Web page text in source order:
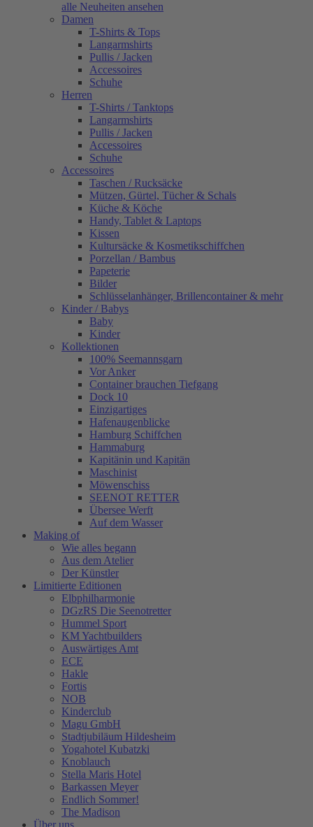
alle Neuheiten ansehen
Damen
T-Shirts & Tops
Langarmshirts
Pullis / Jacken
Accessoires
Schuhe
Herren
T-Shirts / Tanktops
Langarmshirts
Pullis / Jacken
Accessoires
Schuhe
Accessoires
Taschen / Rucksäcke
Mützen, Gürtel, Tücher & Schals
Küche & Köche
Handy, Tablet & Laptops
Kissen
Kultursäcke & Kosmetikschiffchen
Porzellan / Bambus
Papeterie
Bilder
Schlüsselanhänger, Brillencontainer & mehr
Kinder / Babys
Baby
Kinder
Kollektionen
100% Seemannsgarn
Vor Anker
Container brauchen Tiefgang
Dock 10
Einzigartiges
Hafenaugen­blicke
Hamburg Schiffchen
Hammaburg
Kapitänin und Kapitän
Maschinist
Möwenschiss
SEENOT RETTER
Übersee Werft
Auf dem Wasser
Making of
Wie alles begann
Aus dem Atelier
Der Künstler
Limitierte Editionen
Elbphilharmonie
DGzRS Die Seenotretter
Hummel Sport
KM Yachtbuilders
Auswärtiges Amt
ECE
Hakle
Fortis
NOB
Kinderclub
Magu GmbH
Stadtjubiläum Hildesheim
Yogahotel Kubatzki
Knoblauch
Stella Maris Hotel
Barkassen Meyer
Endlich Sommer!
The Madison
Über uns